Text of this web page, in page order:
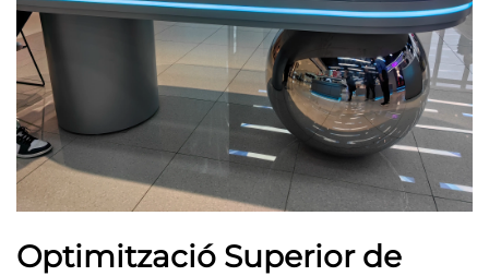
Optimització Superior de